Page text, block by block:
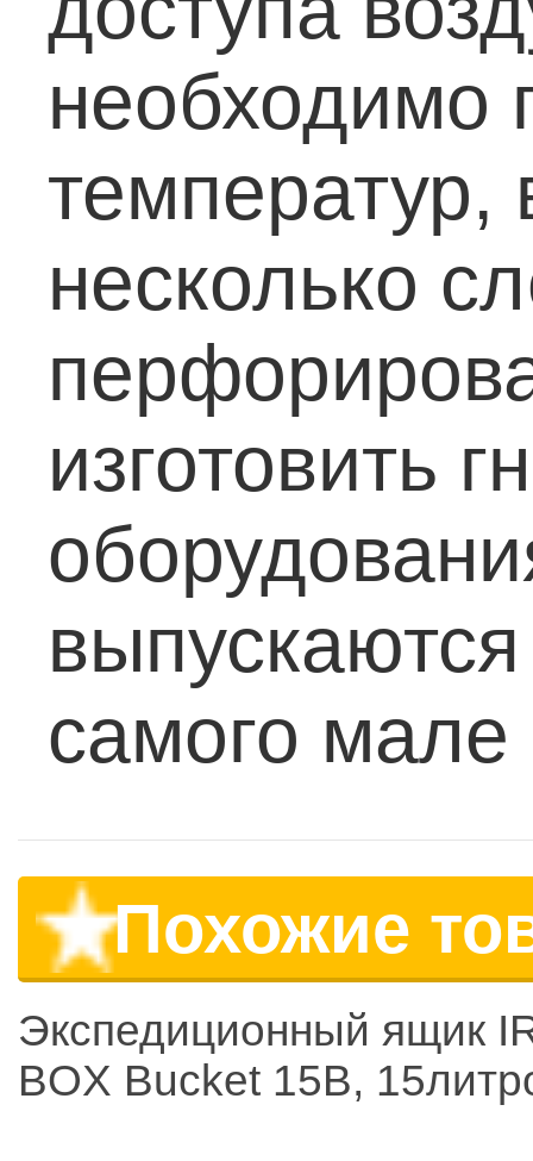
необходимо
температур,
несколько
изготовить
самого мале
Похожие
Экспедиционный ящик
BOX Bucket 15B,